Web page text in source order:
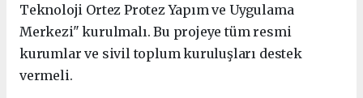
Teknoloji Ortez Protez Yapım ve Uygulama
Merkezi" kurulmalı. Bu projeye tüm resmi
kurumlar ve sivil toplum kuruluşları destek
vermeli.